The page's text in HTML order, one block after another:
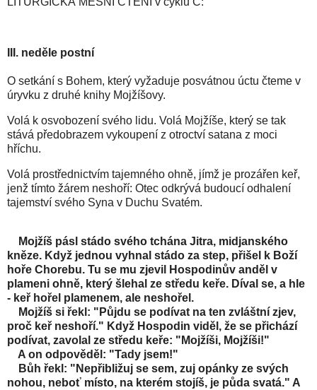
III. neděle postní
O setkání s Bohem, který vyžaduje posvátnou úctu čteme v
úryvku z druhé knihy Mojžíšovy.
Volá k osvobození svého lidu. Volá Mojžíše, který se tak
stává předobrazem vykoupení z otroctví satana z moci
hříchu.
Volá prostřednictvím tajemného ohně, jímž je prozářen keř,
jenž tímto žárem neshoří: Otec odkrývá budoucí odhalení
tajemství svého Syna v Duchu Svatém.
Mojžíš pásl stádo svého tchána Jitra, midjanského
kněze. Když jednou vyhnal stádo za step, přišel k Boží
hoře Chorebu. Tu se mu zjevil Hospodinův anděl v
plameni ohně, který šlehal ze středu keře. Díval se, a hle
- keř hořel plamenem, ale neshořel.
Mojžíš si řekl: "Půjdu se podívat na ten zvláštní zjev,
proč keř neshoří." Když Hospodin viděl, že se přichází
podívat, zavolal ze středu keře: "Mojžíši, Mojžíši!"
A on odpověděl: "Tady jsem!"
Bůh řekl: "Nepřibližuj se sem, zuj opánky ze svých
nohou, neboť místo, na kterém stojíš, je půda svatá." A